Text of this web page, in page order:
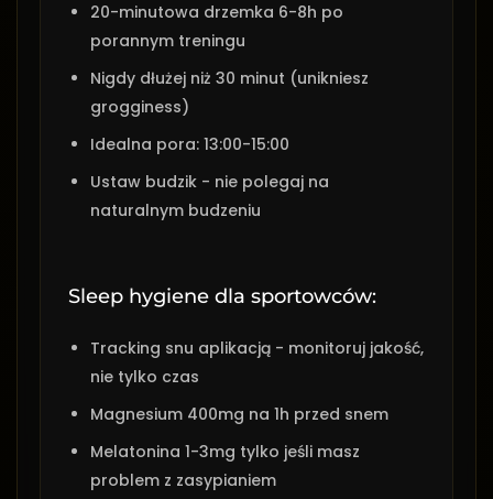
20-minutowa drzemka 6-8h po
porannym treningu
Nigdy dłużej niż 30 minut (unikniesz
grogginess)
Idealna pora: 13:00-15:00
Ustaw budzik - nie polegaj na
naturalnym budzeniu
Sleep hygiene dla sportowców:
Tracking snu aplikacją - monitoruj jakość,
nie tylko czas
Magnesium 400mg na 1h przed snem
Melatonina 1-3mg tylko jeśli masz
problem z zasypianiem